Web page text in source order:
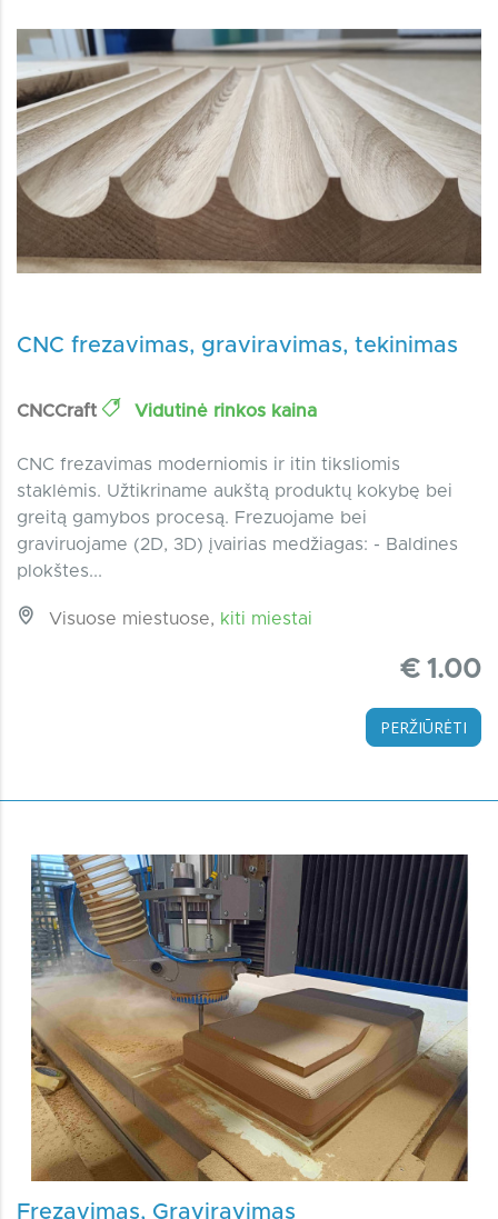
CNC frezavimas, graviravimas, tekinimas
CNCCraft Vidutinė rinkos kaina
CNC frezavimas moderniomis ir itin tiksliomis
staklėmis. Užtikriname aukštą produktų kokybę bei
greitą gamybos procesą. Frezuojame bei
graviruojame (2D, 3D) įvairias medžiagas: - Baldines
plokštes...
Visuose miestuose, kiti miestai
€ 1.00
PERŽIŪRĖTI
Frezavimas, Graviravimas